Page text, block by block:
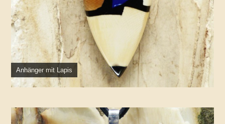
Anhänger mit Lapis